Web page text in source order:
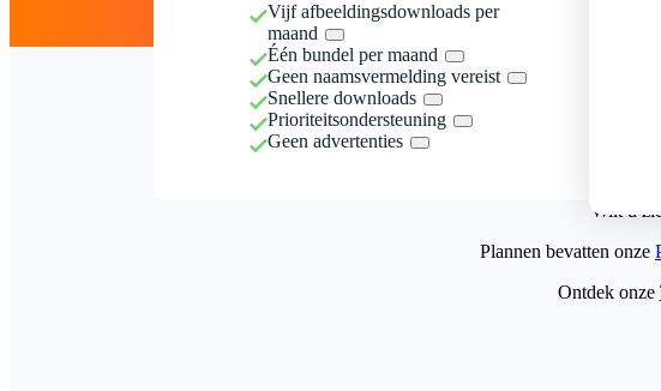
Vijf afbeeldingsdownloads per
maand
Één bundel per maand
Geen naamsvermelding vereist
Snellere downloads
Prioriteitsondersteuning
Geen advertenties
Wilt u
Plannen bevatten onze
Ontdek onze